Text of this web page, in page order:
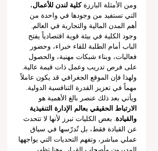
ومن الأمثلة البارزة كلية لندن للأعمال،
التي تستفيد من وجودها في واحدة من
أهم المدن المالية والتجارية في العالم.
وجود الكلية في بيئة قوية اقتصادياً يفتح
الباب أمام الطلبة للقاء خبراء، وحضور
فعاليات، وبناء شبكات مهنية، والحصول
على فرص تدريب وعمل ذات قيمة عالية.
ولهذا فإن الموقع الجغرافي قد يكون عاملاً
مهماً في تعزيز القدرة التنافسية الدولية.
ويأتي بعد ذلك عنصر بالغ الأهمية هو
الارتباط الحقيقي بعالم الإدارة التنفيذية
والقيادة . بعض الكليات تبرز لأنها لا تتحدث
عن القيادة فقط، بل تُدرّسها في سياق
عملي مباشر، وتفهم التحديات التي يواجهها